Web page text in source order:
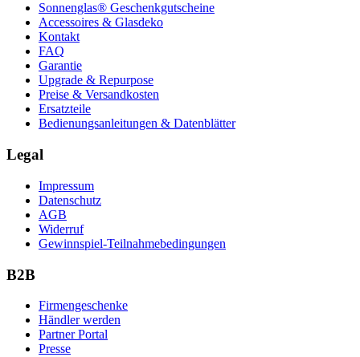
Sonnenglas® Geschenkgutscheine
Accessoires & Glasdeko
Kontakt
FAQ
Garantie
Upgrade & Repurpose
Preise & Versandkosten
Ersatzteile
Bedienungsanleitungen & Datenblätter
Legal
Impressum
Datenschutz
AGB
Widerruf
Gewinnspiel-Teilnahmebedingungen
B2B
Firmengeschenke
Händler werden
Partner Portal
Presse